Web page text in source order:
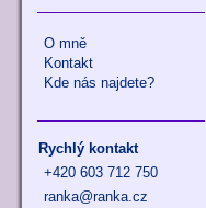
O mně
Kontakt
Kde nás najdete?
Rychlý kontakt
+420 603 712 750
ranka@ranka.cz